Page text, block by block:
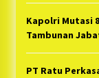
Kapolri Mutasi
Tambunan
PT Ratu